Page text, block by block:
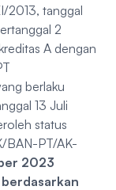
2013, tanggal
2
A dengan
berlaku
13 Juli
status
BAN-PT/AK-
2023